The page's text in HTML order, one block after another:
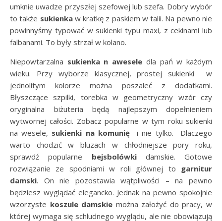
umknie uwadze przyszłej szefowej lub szefa. Dobry wybór
to także sukienkaw kratkę z paskiem w talii. Na pewno nie
powinnyśmy typować w sukienki typu maxi, z cekinami lub
falbanami. To były strzał w kolano.
Niepowtarzalna sukienka n awesele dla pań w każdym
wieku. Przy wyborze klasycznej, prostej sukienki w
jednolitym kolorze można poszaleć z dodatkami.
Błyszczące szpilki, torebka w geometryczny wzór czy
oryginalna biżuteria będą najlepszym dopełnieniem
wytwornej całości. Zobacz popularne w tym roku sukienki
na wesele, sukienki na komunięi nie tylko. Dlaczego
warto chodzić w bluzach w chłodniejsze pory roku,
sprawdź popularne bejsbolówkidamskie. Gotowe
rozwiązanie ze spodniami w roli głównej to garnitur
damski. On nie pozostawia wątpliwości – na pewno
będziesz wyglądać elegancko. Jednak na pewno spokojnie
wzorzyste koszule damskie można założyć do pracy, w
której wymaga się schludnego wyglądu, ale nie obowiązują